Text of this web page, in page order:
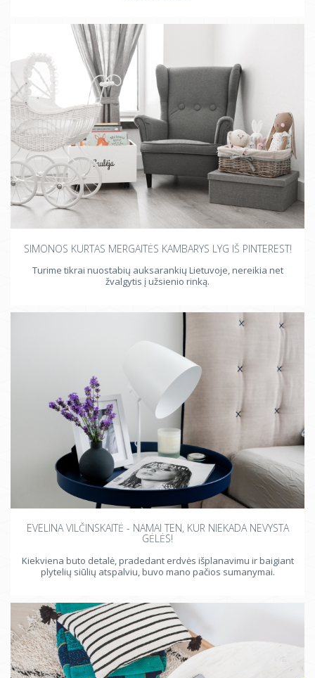
SIMONOS KURTAS MERGAITĖS KAMBARYS LYG IŠ PINTEREST!
Turime tikrai nuostabių auksarankių Lietuvoje, nereikia net
žvalgytis į užsienio rinką.
EVELINA VILČINSKAITĖ - NAMAI TEN, KUR NIEKADA NEVYSTA
GĖLĖS!
Kiekviena buto detalė, pradedant erdvės išplanavimu ir baigiant
plytelių siūlių atspalviu, buvo mano pačios sumanymai.